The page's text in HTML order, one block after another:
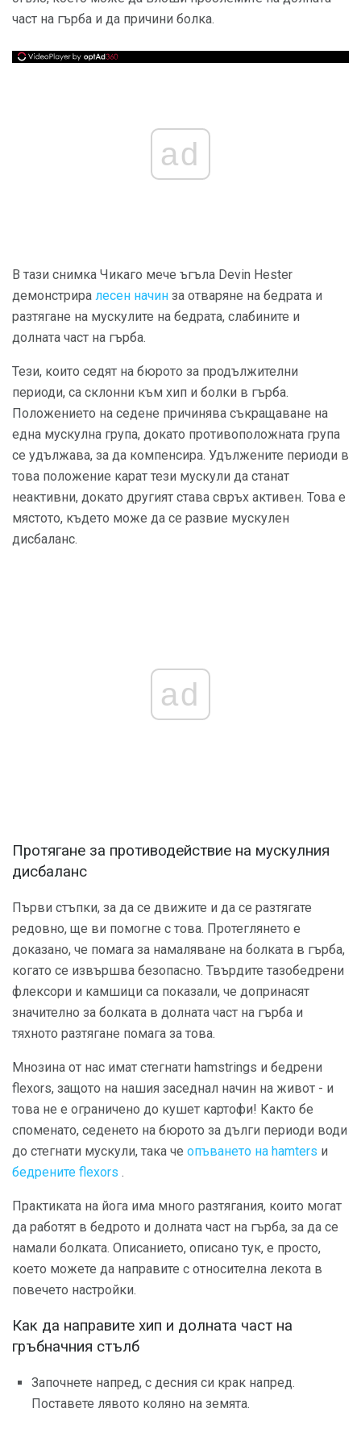
част на гърба и да причини болка.
ad
В тази снимка Чикаго мече ъгъла Devin Hester
демонстрира лесен начин за отваряне на бедрата и
разтягане на мускулите на бедрата, слабините и
долната част на гърба.
Тези, които седят на бюрото за продължителни
периоди, са склонни към хип и болки в гърба.
Положението на седене причинява съкращаване на
една мускулна група, докато противоположната група
се удължава, за да компенсира. Удължените периоди в
това положение карат тези мускули да станат
неактивни, докато другият става свръх активен. Това е
мястото, където може да се развие мускулен
дисбаланс.
ad
Протягане за противодействие на мускулния
дисбаланс
Първи стъпки, за да се движите и да се разтягате
редовно, ще ви помогне с това. Протеглянето е
доказано, че помага за намаляване на болката в гърба,
когато се извършва безопасно. Твърдите тазобедрени
флексори и камшици са показали, че допринасят
значително за болката в долната част на гърба и
тяхното разтягане помага за това.
Мнозина от нас имат стегнати hamstrings и бедрени
flexors, защото на нашия заседнал начин на живот - и
това не е ограничено до кушет картофи! Както бе
споменато, седенето на бюрото за дълги периоди води
до стегнати мускули, така че опъването на hamters и
бедрените flexors .
Практиката на йога има много разтягания, които могат
да работят в бедрото и долната част на гърба, за да се
намали болката. Описанието, описано тук, е просто,
което можете да направите с относителна лекота в
повечето настройки.
Как да направите хип и долната част на
гръбначния стълб
Започнете напред, с десния си крак напред.
Поставете лявото коляно на земята.